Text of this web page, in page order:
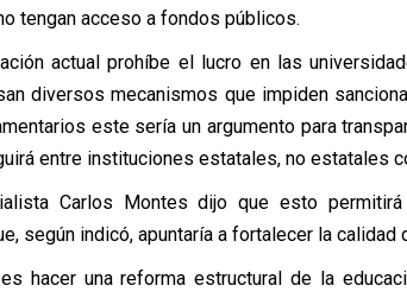
tengan acceso a fondos públicos.
actual prohíbe el lucro en las
diversos mecanismos que impiden
este sería un argumento para
entre instituciones estatales, no estatales
Carlos Montes dijo que esto
según indicó, apuntaría a fortalecer la
hacer una reforma estructural de la